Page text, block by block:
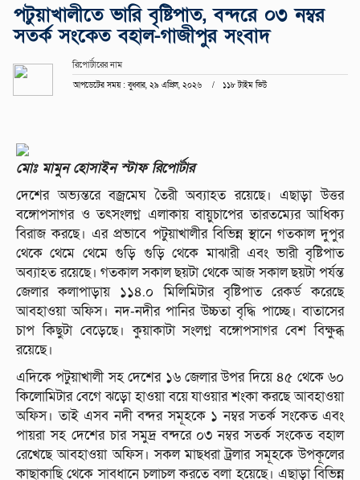
পটুয়াখালীতে ভারি বৃষ্টিপাত, বন্দরে ০৩ নম্বর
সতর্ক সংকেত বহাল-গাজীপুর সংবাদ
রিপোর্টারের নাম
আপডেটের সময় : বুধবার, ২৯ এপ্রিল, ২০২৬ ১১৮ টাইম ভিউ
মোঃ মামুন হোসাইন স্টাফ রিপোর্টার
দেশের অভ্যন্তরে বজ্রমেঘ তৈরী অব্যাহত রয়েছে। এছাড়া উত্তর
বঙ্গোপসাগর ও তৎসংলগ্ন এলাকায় বায়ুচাপের তারতম্যের আধিক্য
বিরাজ করছে। এর প্রভাবে পটুয়াখালীর বিভিন্ন স্থানে গতকাল দুপুর
থেকে থেমে থেমে গুড়ি গুড়ি থেকে মাঝারী এবং ভারী বৃষ্টিপাত
অব্যাহত রয়েছে। গতকাল সকাল ছয়টা থেকে আজ সকাল ছয়টা পর্যন্ত
জেলার কলাপাড়ায় ১১৪.০ মিলিমিটার বৃষ্টিপাত রেকর্ড করেছে
আবহাওয়া অফিস। নদ-নদীর পানির উচ্চতা বৃদ্ধি পাচ্ছে। বাতাসের
চাপ কিছুটা বেড়েছে। কুয়াকাটা সংলগ্ন বঙ্গোপসাগর বেশ বিক্ষুব্ধ
রয়েছে।
এদিকে পটুয়াখালী সহ দেশের ১৬ জেলার উপর দিয়ে ৪৫ থেকে ৬০
কিলোমিটার বেগে ঝড়ো হাওয়া বয়ে যাওয়ার শংকা করছে আবহাওয়া
অফিস। তাই এসব নদী বন্দর সমূহকে ১ নম্বর সতর্ক সংকেত এবং
পায়রা সহ দেশের চার সমুদ্র বন্দরে ০৩ নম্বর সতর্ক সংকেত বহাল
রেখেছে আবহাওয়া অফিস। সকল মাছধরা ট্রলার সমূহকে উপকূলের
কাছাকাছি থেকে সাবধানে চলাচল করতে বলা হয়েছে। এছাড়া বিভিন্ন